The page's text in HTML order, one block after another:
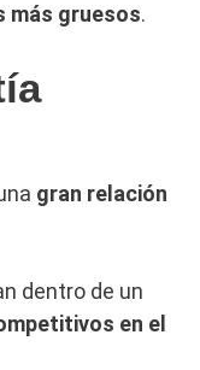
más gruesos.
gran relación
dentro de un
en el